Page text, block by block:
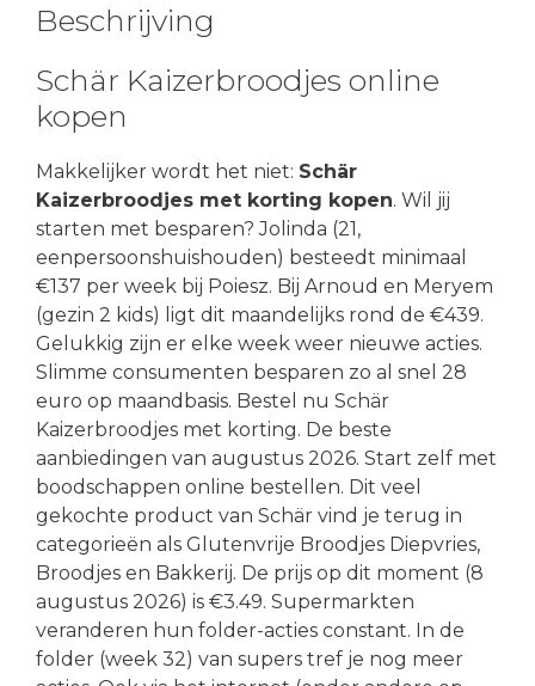
Beschrijving
Schär Kaizerbroodjes online
kopen
Makkelijker wordt het niet: Schär
Kaizerbroodjes met korting kopen. Wil jij
starten met besparen? Jolinda (21,
eenpersoonshuishouden) besteedt minimaal
€137 per week bij Poiesz. Bij Arnoud en Meryem
(gezin 2 kids) ligt dit maandelijks rond de €439.
Gelukkig zijn er elke week weer nieuwe acties.
Slimme consumenten besparen zo al snel 28
euro op maandbasis. Bestel nu Schär
Kaizerbroodjes met korting. De beste
aanbiedingen van augustus 2026. Start zelf met
boodschappen online bestellen. Dit veel
gekochte product van Schär vind je terug in
categorieën als Glutenvrije Broodjes Diepvries,
Broodjes en Bakkerij. De prijs op dit moment (8
augustus 2026) is €3.49. Supermarkten
veranderen hun folder-acties constant. In de
folder (week 32) van supers tref je nog meer